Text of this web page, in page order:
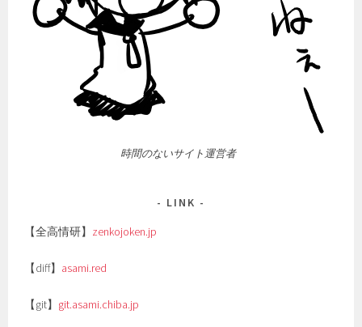
時間のないサイト運営者
LINK
【全高情研】 zenkojoken.jp
【diff】 asami.red
【git】 git.asami.chiba.jp